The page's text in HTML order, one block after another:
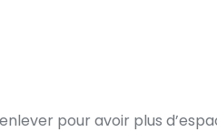
pour avoir plus